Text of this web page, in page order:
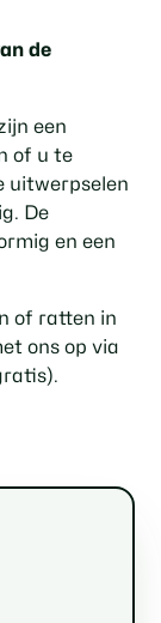
de
een
of u te
uitwerpselen
De
en een
of ratten in
ons op via